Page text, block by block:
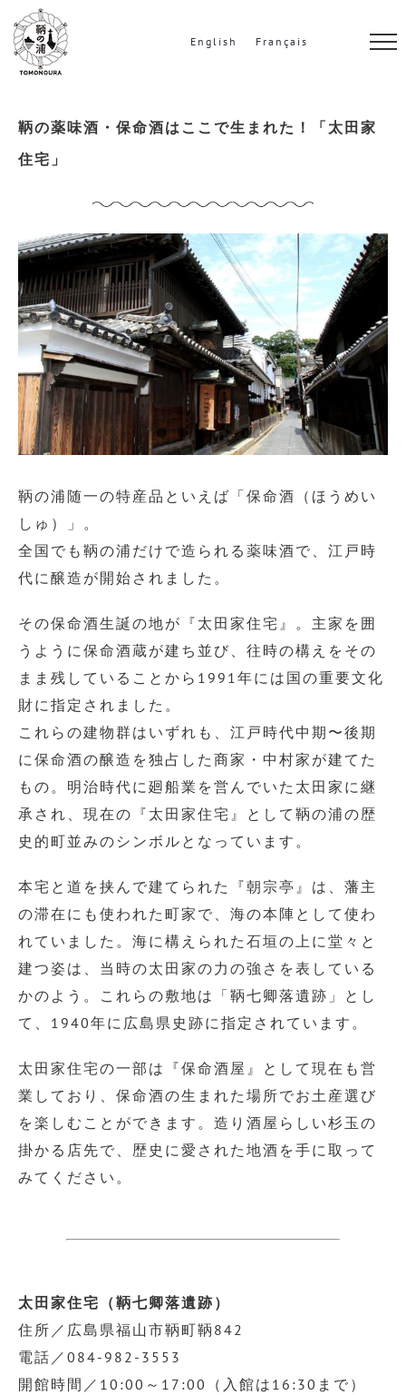
鞆の薬味酒・保命酒はここで生まれた！「太田家
住宅」
鞆の浦随一の特産品といえば「保命酒（ほうめい
しゅ）」。
全国でも鞆の浦だけで造られる薬味酒で、江戸時
代に醸造が開始されました。
その保命酒生誕の地が『太田家住宅』。主家を囲
うように保命酒蔵が建ち並び、往時の構えをその
まま残していることから1991年には国の重要文化
財に指定されました。
これらの建物群はいずれも、江戸時代中期〜後期
に保命酒の醸造を独占した商家・中村家が建てた
もの。明治時代に廻船業を営んでいた太田家に継
承され、現在の『太田家住宅』として鞆の浦の歴
史的町並みのシンボルとなっています。
本宅と道を挟んで建てられた『朝宗亭』は、藩主
の滞在にも使われた町家で、海の本陣として使わ
れていました。海に構えられた石垣の上に堂々と
建つ姿は、当時の太田家の力の強さを表している
かのよう。これらの敷地は「鞆七卿落遺跡」とし
て、1940年に広島県史跡に指定されています。
太田家住宅の一部は『保命酒屋』として現在も営
業しており、保命酒の生まれた場所でお土産選び
を楽しむことができます。造り酒屋らしい杉玉の
掛かる店先で、歴史に愛された地酒を手に取って
みてください。
太田家住宅（鞆七卿落遺跡）
住所／広島県福山市鞆町鞆842
電話／084-982-3553
開館時間／10:00～17:00（入館は16:30まで）
English Français